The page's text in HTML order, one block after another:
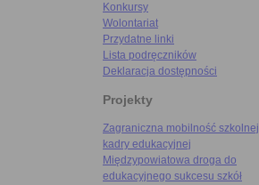
Konkursy
Wolontariat
Przydatne linki
Lista podręczników
Deklaracja dostępności
Projekty
Zagraniczna mobilność szkolnej
kadry edukacyjnej
Międzypowiatowa droga do
edukacyjnego sukcesu szkół